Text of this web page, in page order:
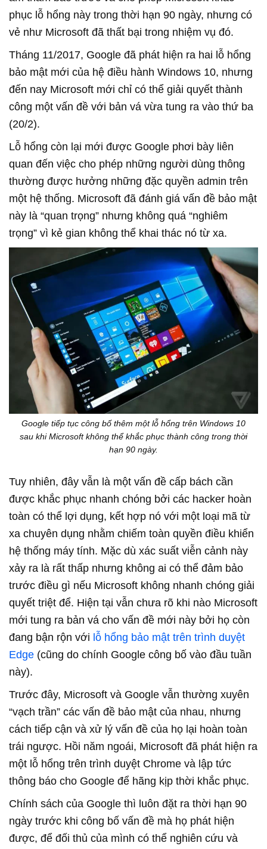
phục lỗ hổng này trong thời hạn 90 ngày, nhưng có
vẻ như Microsoft đã thất bại trong nhiệm vụ đó.
Tháng 11/2017, Google đã phát hiện ra hai lỗ hổng
bảo mật mới của hệ điều hành Windows 10, nhưng
đến nay Microsoft mới chỉ có thể giải quyết thành
công một vấn đề với bản vá vừa tung ra vào thứ ba
(20/2).
Lỗ hổng còn lại mới được Google phơi bày liên
quan đến việc cho phép những người dùng thông
thường được hưởng những đặc quyền admin trên
một hệ thống. Microsoft đã đánh giá vấn đề bảo mật
này là “quan trọng” nhưng không quá “nghiêm
trọng” vì kẻ gian không thể khai thác nó từ xa.
Google tiếp tục công bố thêm một lỗ hổng trên Windows 10
sau khi Microsoft không thể khắc phục thành công trong thời
hạn 90 ngày.
Tuy nhiên, đây vẫn là một vấn đề cấp bách cần
được khắc phục nhanh chóng bởi các hacker hoàn
toàn có thể lợi dụng, kết hợp nó với một loại mã từ
xa chuyên dụng nhằm chiếm toàn quyền điều khiển
hệ thống máy tính. Mặc dù xác suất viễn cảnh này
xảy ra là rất thấp nhưng không ai có thể đảm bảo
trước điều gì nếu Microsoft không nhanh chóng giải
quyết triệt để. Hiện tại vẫn chưa rõ khi nào Microsoft
mới tung ra bản vá cho vấn đề mới này bởi họ còn
đang bận rộn với lỗ hổng bảo mật trên trình duyệt
Edge (cũng do chính Google công bố vào đầu tuần
này).
Trước đây, Microsoft và Google vẫn thường xuyên
“vạch trần” các vấn đề bảo mật của nhau, nhưng
cách tiếp cận và xử lý vấn đề của họ lại hoàn toàn
trái ngược. Hồi năm ngoái, Microsoft đã phát hiện ra
một lỗ hổng trên trình duyệt Chrome và lập tức
thông báo cho Google để hãng kịp thời khắc phục.
Chính sách của Google thì luôn đặt ra thời hạn 90
ngày trước khi công bố vấn đề mà họ phát hiện
được, để đối thủ của mình có thể nghiên cứu và